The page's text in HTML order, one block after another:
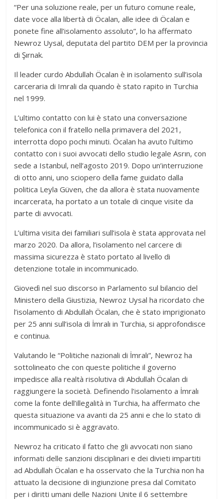
“Per una soluzione reale, per un futuro comune reale,
date voce alla libertà di Öcalan, alle idee di Öcalan e
ponete fine all’isolamento assoluto”, lo ha affermato
Newroz Uysal, deputata del partito DEM per la provincia
di Şırnak.
Il leader curdo Abdullah Öcalan è in isolamento sull’isola
carceraria di Imrali da quando è stato rapito in Turchia
nel 1999.
L’ultimo contatto con lui è stato una conversazione
telefonica con il fratello nella primavera del 2021,
interrotta dopo pochi minuti. Öcalan ha avuto l’ultimo
contatto con i suoi avvocati dello studio legale Asrın, con
sede a Istanbul, nell’agosto 2019. Dopo un’interruzione
di otto anni, uno sciopero della fame guidato dalla
politica Leyla Güven, che da allora è stata nuovamente
incarcerata, ha portato a un totale di cinque visite da
parte di avvocati.
L’ultima visita dei familiari sull’isola è stata approvata nel
marzo 2020. Da allora, l’isolamento nel carcere di
massima sicurezza è stato portato al livello di
detenzione totale in incommunicado.
Giovedì nel suo discorso in Parlamento sul bilancio del
Ministero della Giustizia, Newroz Uysal ha ricordato che
l’isolamento di Abdullah Öcalan, che è stato imprigionato
per 25 anni sull’isola di İmralı in Turchia, si approfondisce
e continua.
Valutando le “Politiche nazionali di İmralı”, Newroz ha
sottolineato che con queste politiche il governo
impedisce alla realtà risolutiva di Abdullah Öcalan di
raggiungere la società. Definendo l’isolamento a İmralı
come la fonte dell’illegalità in Turchia, ha affermato che
questa situazione va avanti da 25 anni e che lo stato di
incommunicado si è aggravato.
Newroz ha criticato il fatto che gli avvocati non siano
informati delle sanzioni disciplinari e dei divieti impartiti
ad Abdullah Öcalan e ha osservato che la Turchia non ha
attuato la decisione di ingiunzione presa dal Comitato
per i diritti umani delle Nazioni Unite il 6 settembre